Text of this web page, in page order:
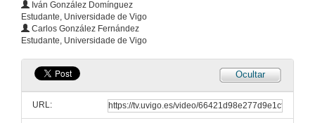
Iván González Domínguez
Estudante, Universidade de Vigo
Carlos González Fernández
Estudante, Universidade de Vigo
Ocultar
URL:
3 de maio de 2024
Quenda de preguntas: Estudio cinético da reacción de descomposición do H2O2
3 de maio de 2024